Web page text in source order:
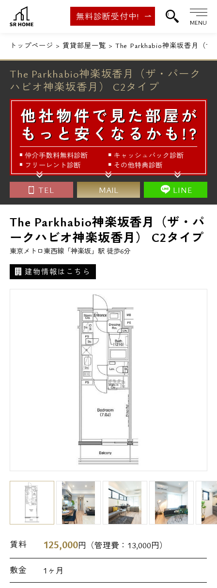
無料診断受付中!
MENU
トップページ 賃貸部屋一覧 The Parkhabio神楽坂香月（ザ
The Parkhabio神楽坂香月（ザ・パーク
ハビオ神楽坂香月） C2タイプ
TEL MAIL LINE
The Parkhabio神楽坂香月（ザ・パ
ークハビオ神楽坂香月） C2タイプ
東京メトロ東西線「神楽坂」駅 徒歩6分
建物情報はこちら
賃料 125,000円（管理費： 13,000円）
敷金 1ヶ月